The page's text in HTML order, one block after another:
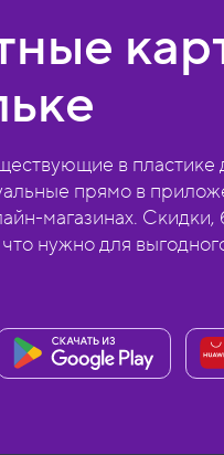
в
прямо в
магазинах.
нужно для